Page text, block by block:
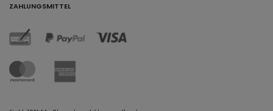
ZAHLUNGSMITTEL